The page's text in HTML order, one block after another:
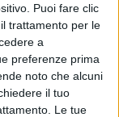
Puoi fare clic
trattamento per le
a
preferenze prima
noto che alcuni
il tuo
Le tue
ne discute
le condizioni